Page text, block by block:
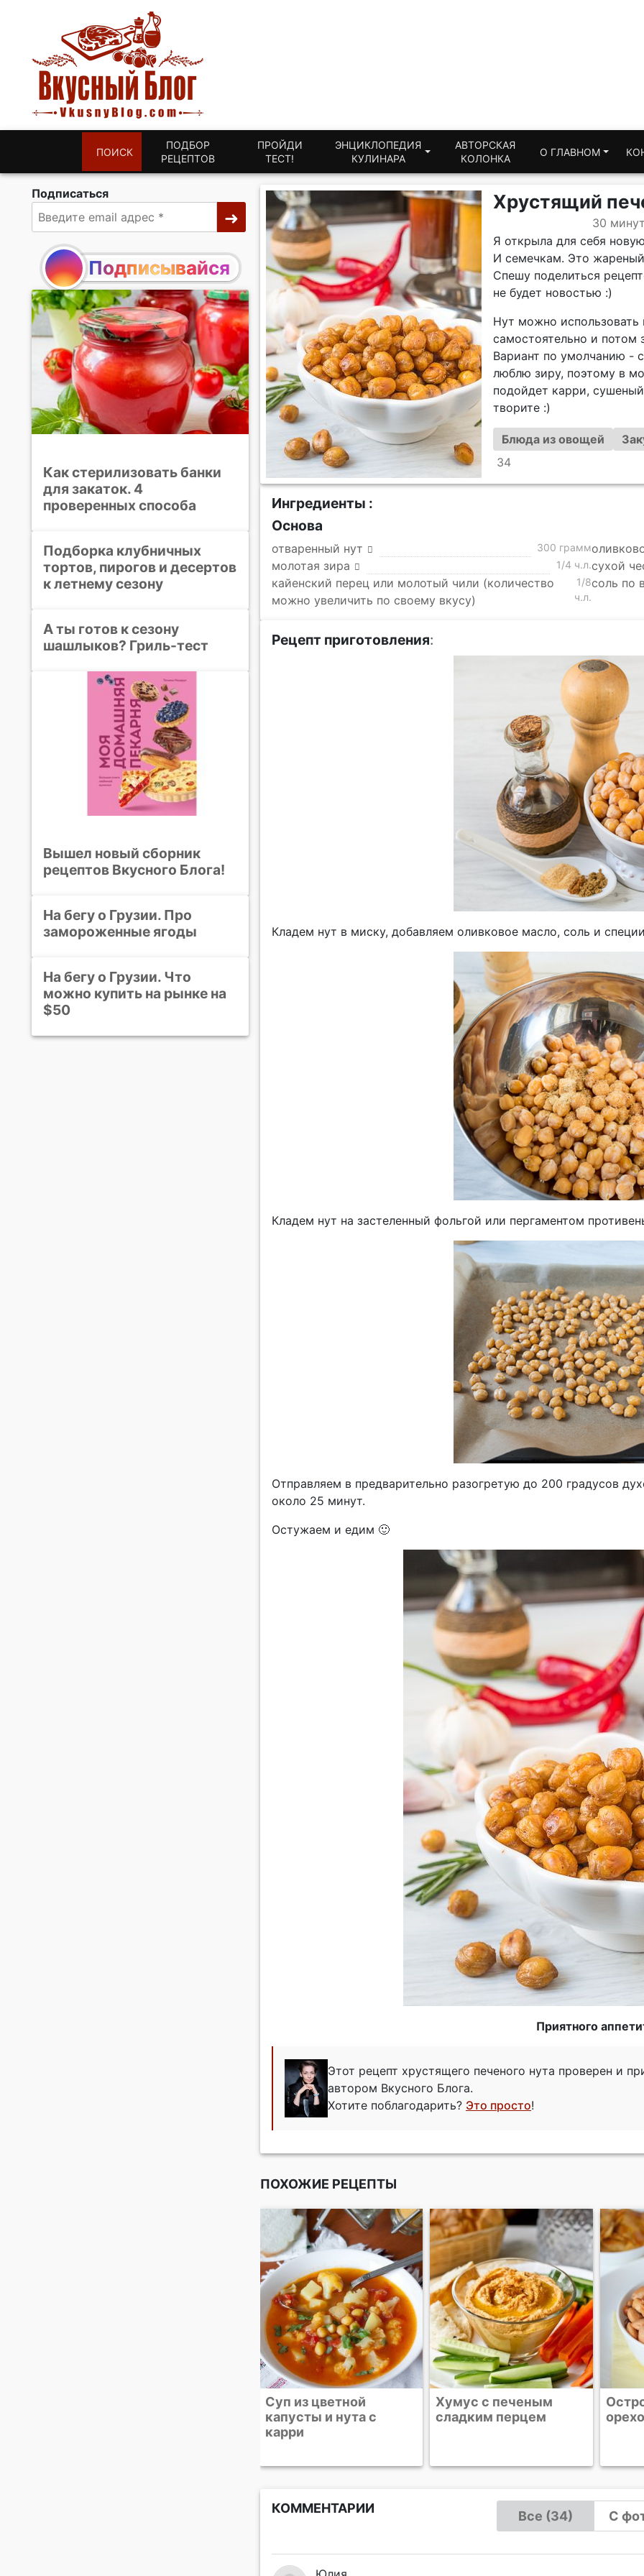
ПОИСК
ПОДБОР
РЕЦЕПТОВ
ПРОЙДИ
ТЕСТ!
ЭНЦИКЛОПЕДИЯ
КУЛИНАРА
АВТОРСКАЯ
КОЛОНКА
О ГЛАВНОМ
Хрустящий
30
Я открыла для себя
И семечкам. Это
Спешу поделиться
не будет новостью :)
Нут можно использовать
самостоятельно и потом
Вариант по умолчанию -
люблю зиру, поэтому в
подойдет карри,
творите :)
Блюда из овощей
34
Ингредиенты :
Основа
отваренный нут 300 грамм
молотая зира
1/4 ч.л.сухой
кайенский перец или молотый чили (количество
можно увеличить по своему вкусу)
1/8
ч.л.
соль по
Рецепт приготовления:
Кладем нут в миску, добавляем оливковое масло, соль и
Кладем нут на застеленный фольгой или пергаментом
Отправляем в предварительно разогретую до 200 градусов
около 25 минут.
Остужаем и едим 🙂
Приятного
Этот рецепт хрустящего печеного нута проверен и
автором Вкусного Блога.
Хотите поблагодарить? Это просто!
ПОХОЖИЕ РЕЦЕПТЫ
Суп из цветной
капусты и нута с
карри
Хумус с печеным
сладким перцем
КОММЕНТАРИИ
Все (34) С
Подписаться
Подписывайся
Как стерилизовать банки
для закаток. 4
проверенных способа
Подборка клубничных
тортов, пирогов и десертов
к летнему сезону
А ты готов к сезону
шашлыков? Гриль-тест
Вышел новый сборник
рецептов Вкусного Блога!
На бегу о Грузии. Про
замороженные ягоды
На бегу о Грузии. Что
можно купить на рынке на
$50